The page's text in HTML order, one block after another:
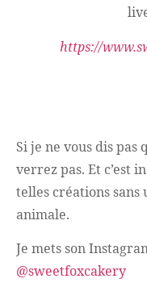
https://
Si je ne vous dis pas
verrez pas. Et c’est
telles créations
animale.
Je mets son
@sweetfoxcakery